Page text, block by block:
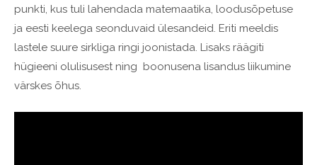
punkti, kus tuli lahendada matemaatika, loodusõpetuse
ja eesti keelega seonduvaid ülesandeid. Eriti meeldis
lastele suure sirkliga ringi joonistada. Lisaks räägiti
hügieeni olulisusest ning boonusena lisandus liikumine
värskes õhus.